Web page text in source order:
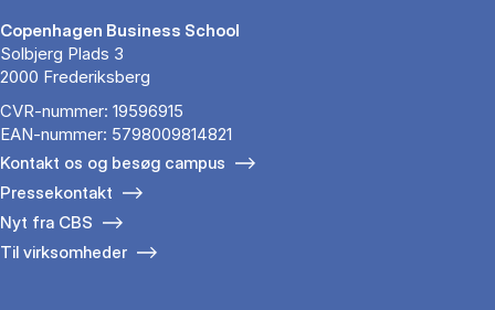
Copenhagen Business School
Solbjerg Plads 3
2000 Frederiksberg
CVR-nummer: 19596915
EAN-nummer: 5798009814821
Kontakt os og besøg campus
Pressekontakt
Nyt fra CBS
Til virksomheder